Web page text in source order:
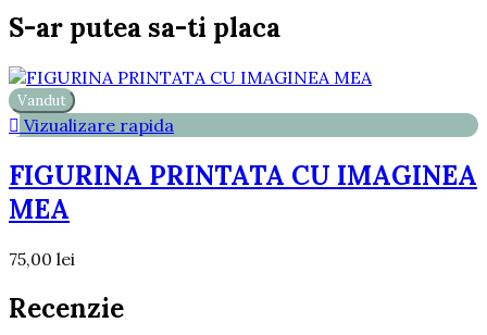
S-ar putea sa-ti placa
Vandut
 Vizualizare rapida
FIGURINA PRINTATA CU IMAGINEA
MEA
75,00 lei
Recenzie